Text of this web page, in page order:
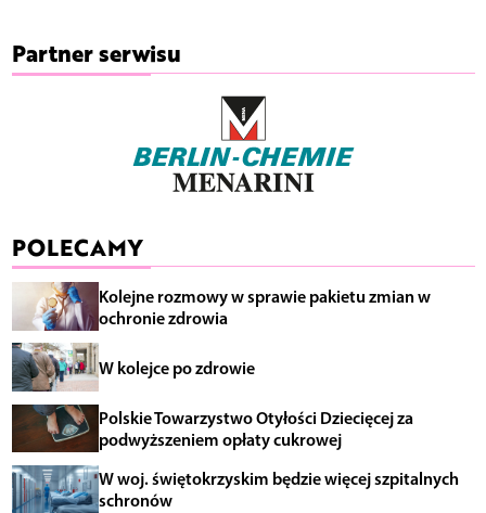
Partner serwisu
POLECAMY
Kolejne rozmowy w sprawie pakietu zmian w
ochronie zdrowia
W kolejce po zdrowie
Polskie Towarzystwo Otyłości Dziecięcej za
podwyższeniem opłaty cukrowej
W woj. świętokrzyskim będzie więcej szpitalnych
schronów